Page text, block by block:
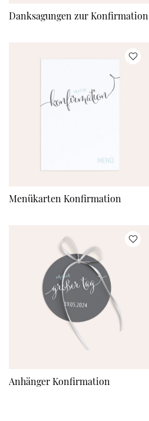
Danksagungen zur Konfirmation
Menükarten Konfirmation
Anhänger Konfirmation